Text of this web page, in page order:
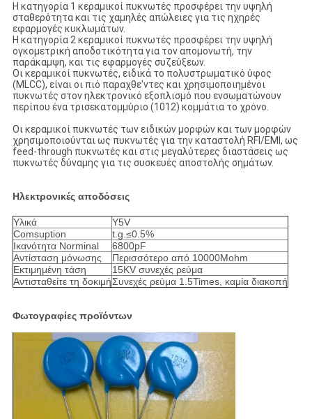
Η κατηγορία 1 κεραμικοί πυκνωτές προσφέρει την υψηλή
σταθερότητα και τις χαμηλές απώλειες για τις ηχηρές
εφαρμογές κυκλωμάτων.
Η κατηγορία 2 κεραμικοί πυκνωτές προσφέρει την υψηλή
ογκομετρική αποδοτικότητα για τον απομονωτή, την
παράκαμψη, και τις εφαρμογές συζεύξεων.
Οι κεραμικοί πυκνωτές, ειδικά το πολυστρωματικό ύφος
(MLCC), είναι οι πιό παραχθε'ντες και χρησιμοποιημένοι
πυκνωτές στον ηλεκτρονικό εξοπλισμό που ενσωματώνουν
περίπου ένα τρισεκατομμύριο (1012) κομμάτια το χρόνο.
Οι κεραμικοί πυκνωτές των ειδικών μορφών και των μορφών
χρησιμοποιούνται ως πυκνωτές για την καταστολή RFI/EMI, ως
feed-through πυκνωτές και στις μεγαλύτερες διαστάσεις ως
πυκνωτές δύναμης για τις συσκευές αποστολής σημάτων.
Ηλεκτρονικές αποδόσεις
Υλικά
Y5V
Comsuption
t.g.≤0.5%
Ικανότητα Norminal
6800pF
Αντίσταση μόνωσης
Περισσότερο από 10000Mohm
Εκτιμημένη τάση
15KV συνεχές ρεύμα
Αντισταθείτε τη δοκιμήΣυνεχές ρεύμα 1.5Times, καμία διακοπή
Φωτογραφίες προϊόντων